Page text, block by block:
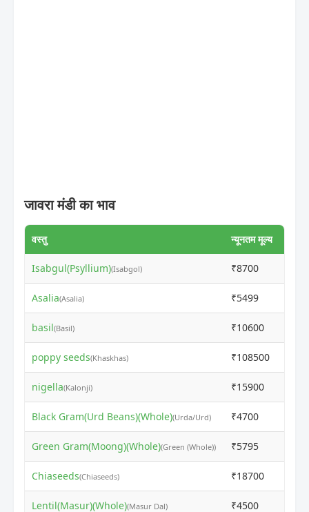
जावरा मंडी का भाव
वस्तु न्यूनतम मूल्य
Isabgul(Psyllium)(Isabgol) ₹8700
Asalia(Asalia) ₹5499
basil(Basil) ₹10600
poppy seeds(Khaskhas) ₹108500
nigella(Kalonji) ₹15900
Black Gram(Urd Beans)(Whole)(Urda/Urd) ₹4700
Green Gram(Moong)(Whole)(Green (Whole)) ₹5795
Chiaseeds(Chiaseeds) ₹18700
Lentil(Masur)(Whole)(Masur Dal) ₹4500